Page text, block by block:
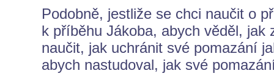
Podobně, jestliže se chci naučit o
k příběhu Jákoba, abych věděl, jak
naučit, jak uchránit své pomazání
abych nastudoval, jak své